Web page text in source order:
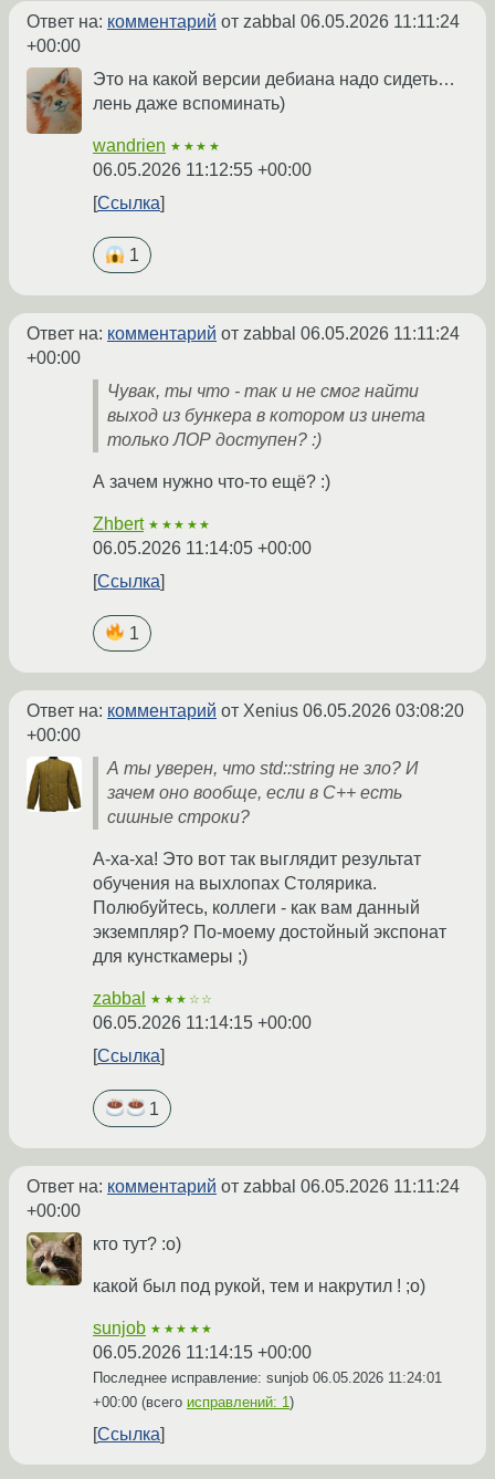
Ответ на: комментарий от zabbal 06.05.2026 11:11:24
+00:00
Это на какой версии дебиана надо сидеть…
лень даже вспоминать)
wandrien ★★★★
06.05.2026 11:12:55 +00:00
Ссылка
1
Ответ на: комментарий от zabbal 06.05.2026 11:11:24
+00:00
Чувак, ты что - так и не смог найти
выход из бункера в котором из инета
только ЛОР доступен? :)
А зачем нужно что-то ещё? :)
Zhbert ★★★★★
06.05.2026 11:14:05 +00:00
Ссылка
1
Ответ на: комментарий от Xenius 06.05.2026 03:08:20
+00:00
А ты уверен, что std::string не зло? И
зачем оно вообще, если в C++ есть
сишные строки?
А-ха-ха! Это вот так выглядит результат
обучения на выхлопах Столярика.
Полюбуйтесь, коллеги - как вам данный
экземпляр? По-моему достойный экспонат
для кунсткамеры ;)
zabbal ★★★☆☆
06.05.2026 11:14:15 +00:00
Ссылка
1
Ответ на: комментарий от zabbal 06.05.2026 11:11:24
+00:00
кто тут? :о)
какой был под рукой, тем и накрутил ! ;o)
sunjob ★★★★★
06.05.2026 11:14:15 +00:00
Последнее исправление: sunjob 06.05.2026 11:24:01
+00:00 (всего исправлений: 1)
Ссылка